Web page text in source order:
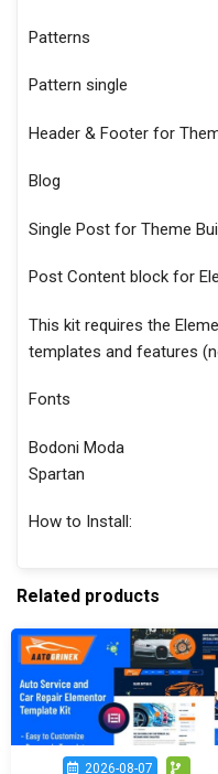
Patterns
Pattern single
Header & Footer for
Blog
Single Post for Theme
Post Content block for
This kit requires the
templates and features
Fonts
Bodoni Moda
Spartan
How to Install:
Related products
2026-08-07